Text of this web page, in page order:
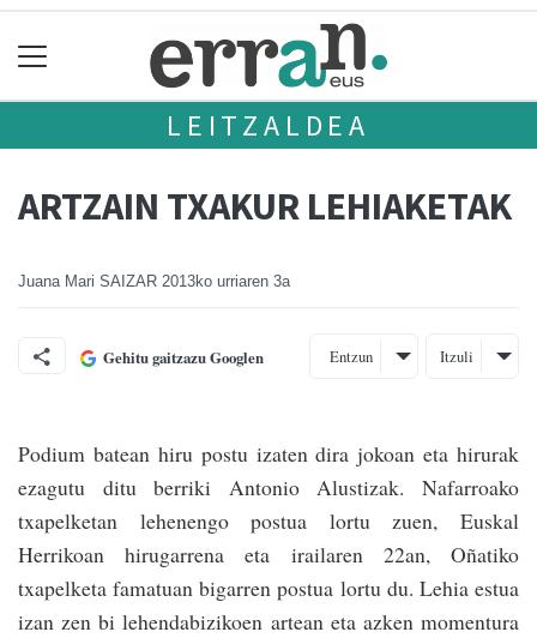
LEITZALDEA
ARTZAIN TXAKUR LEHIAKETAK
Juana Mari SAIZAR 2013ko urriaren 3a
Gehitu gaitzazu Googlen Entzun Itzuli
Podium batean hiru postu izaten dira jokoan eta hirurak
ezagutu ditu berriki Antonio Alustizak. Nafarroako
txapelketan lehenengo postua lortu zuen, Euskal
Herrikoan hiruga­rrena eta irailaren 22an, Oñatiko
txapelketa famatuan bigarren postua lortu du. Lehia estua
izan zen bi lehendabizikoen artean eta az­ken momentura